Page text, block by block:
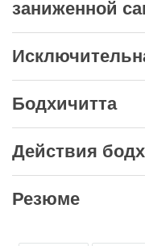
заниженной
Бодхичитта
Действия
Резюме